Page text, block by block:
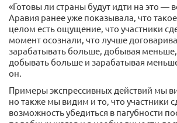
«Готовы ли страны будут идти на это —
Аравия ранее уже показывала, что
целом есть ощущение, что участники
момент осознали, что лучше
зарабатывать больше, добывая меньше,
добывать больше и зарабатывая
он.
Примеры экспрессивных действий мы
но также мы видим и то, что участники
возможность убедиться в пагубности